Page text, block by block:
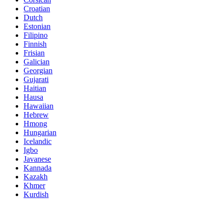
Croatian
Dutch
Estonian
Filipino
Finnish
Frisian
Galician
Georgian
Gujarati
Haitian
Hausa
Hawaiian
Hebrew
Hmong
Hungarian
Icelandic
Igbo
Javanese
Kannada
Kazakh
Khmer
Kurdish